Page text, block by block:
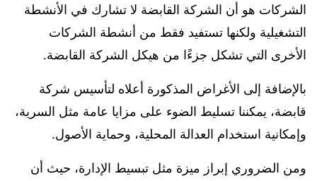
الشركات هو أن الشركة القابضة لا تشارك في الأنشطة
التشغيلية ولكنها تستفيد فقط من أنشطة الشركات
الأخرى التي تشكل جزءًا من هيكل الشركة القابضة.
بالإضافة إلى الأغراض المذكورة أعلاه لتأسيس شركة
قابضة، يمكننا تسليط الضوء على مزايا عامة مثل السرية،
وإمكانية استخدام العدالة المحلية، وحماية الأصول.
ومن الضروري إبراز ميزة مثل تبسيط الإدارة، حيث أن